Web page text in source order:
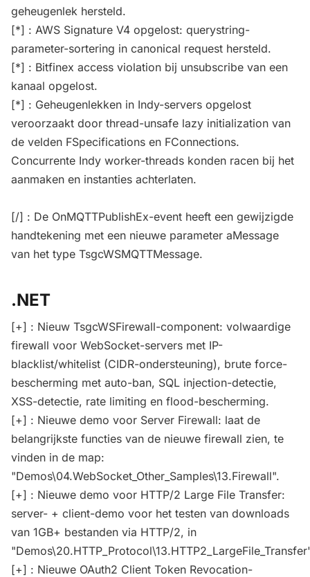
geheugenlek hersteld.
[*] : AWS Signature V4 opgelost: querystring-
parameter-sortering in canonical request hersteld.
[*] : Bitfinex access violation bij unsubscribe van een
kanaal opgelost.
[*] : Geheugenlekken in Indy-servers opgelost
veroorzaakt door thread-unsafe lazy initialization van
de velden FSpecifications en FConnections.
Concurrente Indy worker-threads konden racen bij het
aanmaken en instanties achterlaten.
[/] : De OnMQTTPublishEx-event heeft een gewijzigde
handtekening met een nieuwe parameter aMessage
van het type TsgcWSMQTTMessage.
.NET
[+] : Nieuw TsgcWSFirewall-component: volwaardige
firewall voor WebSocket-servers met IP-
blacklist/whitelist (CIDR-ondersteuning), brute force-
bescherming met auto-ban, SQL injection-detectie,
XSS-detectie, rate limiting en flood-bescherming.
[+] : Nieuwe demo voor Server Firewall: laat de
belangrijkste functies van de nieuwe firewall zien, te
vinden in de map:
"Demos\04.WebSocket_Other_Samples\13.Firewall".
[+] : Nieuwe demo voor HTTP/2 Large File Transfer:
server- + client-demo voor het testen van downloads
van 1GB+ bestanden via HTTP/2, in
[+] : Nieuwe OAuth2 Client Token Revocation-